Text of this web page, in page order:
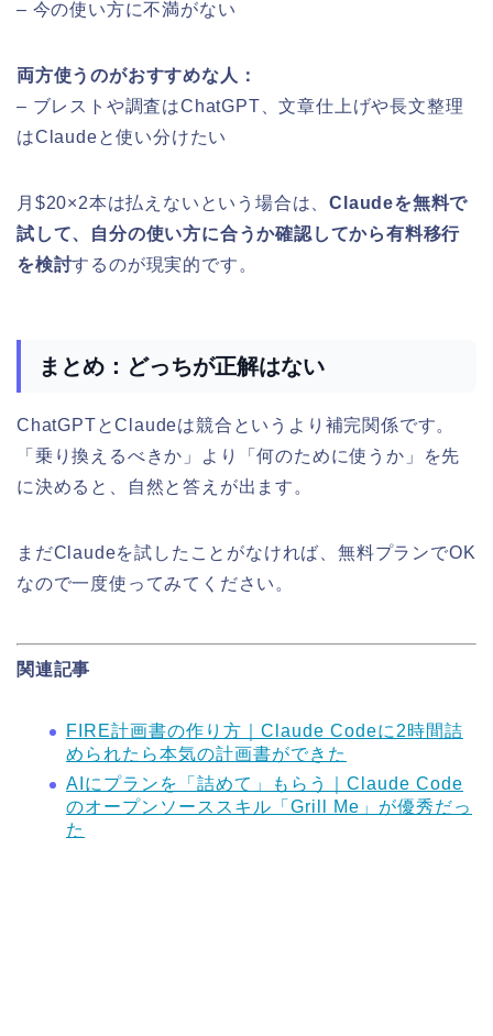
– 今の使い方に不満がない
両方使うのがおすすめな人：
– ブレストや調査はChatGPT、文章仕上げや長文整理
はClaudeと使い分けたい
月$20×2本は払えないという場合は、Claudeを無料で
試して、自分の使い方に合うか確認してから有料移行
を検討するのが現実的です。
まとめ：どっちが正解はない
ChatGPTとClaudeは競合というより補完関係です。
「乗り換えるべきか」より「何のために使うか」を先
に決めると、自然と答えが出ます。
まだClaudeを試したことがなければ、無料プランでOK
なので一度使ってみてください。
関連記事
FIRE計画書の作り方｜Claude Codeに2時間詰
められたら本気の計画書ができた
AIにプランを「詰めて」もらう｜Claude Code
のオープンソーススキル「Grill Me」が優秀だっ
た